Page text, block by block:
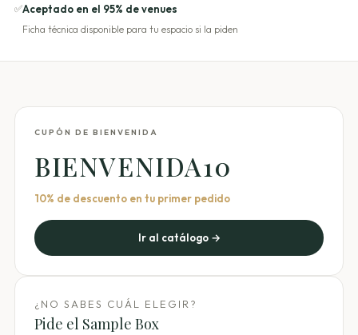
✅Aceptado en el 95% de venues
Ficha técnica disponible para tu espacio si la piden
CUPÓN DE BIENVENIDA
BIENVENIDA10
10% de descuento en tu primer pedido
Ir al catálogo →
¿NO SABES CUÁL ELEGIR?
Pide el Sample Box